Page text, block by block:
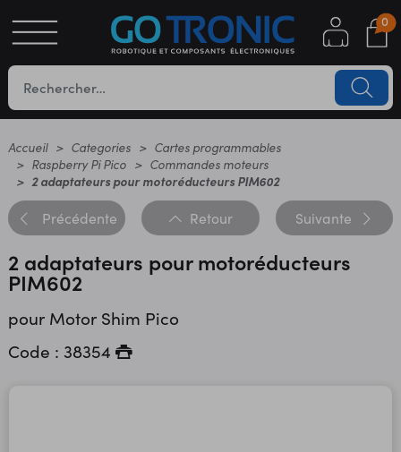
0
Accueil Categories
Cartes programmables
Raspberry Pi Pico
Commandes moteurs
2 adaptateurs pour motoréducteurs PIM602
Précédente Retour Suivante
2 adaptateurs pour motoréducteurs
PIM602
pour Motor Shim Pico
Code : 38354